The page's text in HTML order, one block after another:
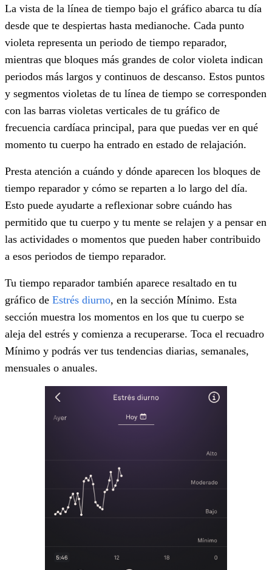
La vista de la línea de tiempo bajo el gráfico abarca tu día
desde que te despiertas hasta medianoche. Cada punto
violeta representa un periodo de tiempo reparador,
mientras que bloques más grandes de color violeta indican
periodos más largos y continuos de descanso. Estos puntos
y segmentos violetas de tu línea de tiempo se corresponden
con las barras violetas verticales de tu gráfico de
frecuencia cardíaca principal, para que puedas ver en qué
momento tu cuerpo ha entrado en estado de relajación.
Presta atención a cuándo y dónde aparecen los bloques de
tiempo reparador y cómo se reparten a lo largo del día.
Esto puede ayudarte a reflexionar sobre cuándo has
permitido que tu cuerpo y tu mente se relajen y a pensar en
las actividades o momentos que pueden haber contribuido
a esos periodos de tiempo reparador.
Tu tiempo reparador también aparece resaltado en tu
gráfico de Estrés diurno, en la sección Mínimo. Esta
sección muestra los momentos en los que tu cuerpo se
aleja del estrés y comienza a recuperarse. Toca el recuadro
Mínimo y podrás ver tus tendencias diarias, semanales,
mensuales o anuales.